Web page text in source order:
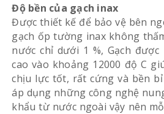
Độ bền của gạch inax
Được thiết kế để bảo vệ bên
gạch ốp tường inax không
nước chỉ dưới 1 %, Gạch
cao vào khoảng 12000 độ C
chịu lực tốt, rất cứng và bền
áp dụng những công nghệ
khẩu từ nước ngoài vậy nên